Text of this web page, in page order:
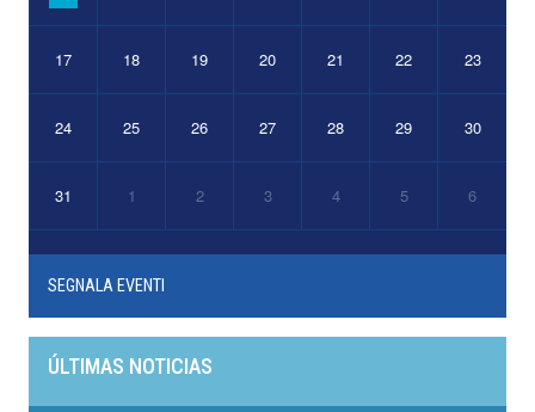
17 18 19 20 21 22 23
24 25 26 27 28 29 30
31 1 2 3 4 5 6
SEGNALA EVENTI
ÚLTIMAS NOTICIAS